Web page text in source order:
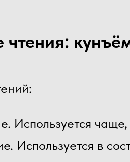
чтения:
Используется
Используется в